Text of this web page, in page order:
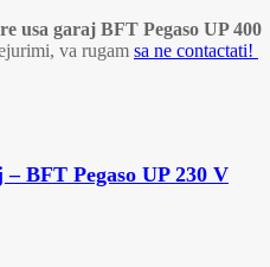
usa garaj BFT Pegaso UP 400
va rugam sa ne contactati!
BFT Pegaso UP 230 V